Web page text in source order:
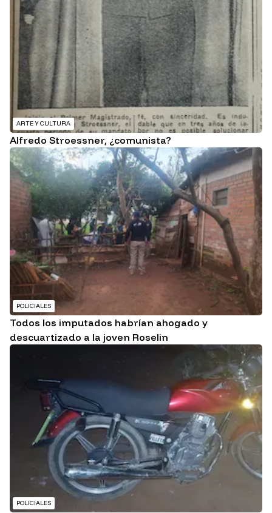
ARTE Y CULTURA
Alfredo Stroessner, ¿comunista?
POLICIALES
Todos los imputados habrían ahogado y
descuartizado a la joven Roselin
POLICIALES